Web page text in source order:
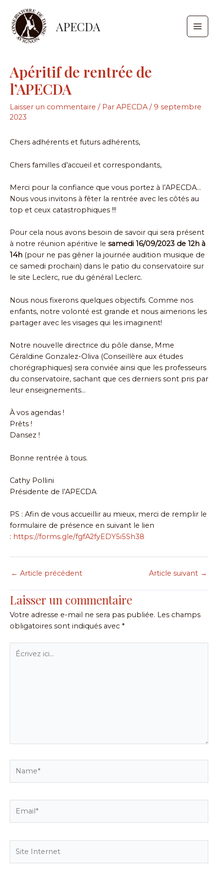
contenu
APECDA
Apéritif de rentrée de
l’APECDA
Laisser un commentaire / Par APECDA/ 9 septembre
2023
Chers adhérents et futurs adhérents,
Chers familles d’accueil et correspondants,
Merci pour la confiance que vous portez à l’APECDA…
Nous vous invitons à fêter la rentrée avec les côtés au
top et ceux catastrophiques !!!
Pour cela nous avons besoin de savoir qui sera présent
à notre réunion apéritive le samedi 16/09/2023 de 12h à
14h (pour ne pas gêner la journée audition musique de
ce samedi prochain) dans le patio du conservatoire sur
le site Leclerc, rue du général Leclerc.
Nous nous fixerons quelques objectifs. Comme nos
enfants, notre volonté est grande et nous aimerions les
partager avec les visages qui les imaginent!
Notre nouvelle directrice du pôle danse, Mme
Géraldine Gonzalez-Oliva (Conseillère aux études
chorégraphiques) sera conviée ainsi que les professeurs
du conservatoire, sachant que ces derniers sont pris par
leur enseignements…
À vos agendas !
Prêts !
Dansez !
Bonne rentrée à tous.
Cathy Pollini
Présidente de l’APECDA
PS : Afin de vous accueillir au mieux, merci de remplir le
formulaire de présence en suivant le lien
: https://forms.gle/fgfA2fyEDY5i5Sh38
des
articles
← Article précédent Article suivant →
Laisser un commentaire
Votre adresse e-mail ne sera pas publiée. Les champs
obligatoires sont indiqués avec *
Écrivez
ici…
Internet